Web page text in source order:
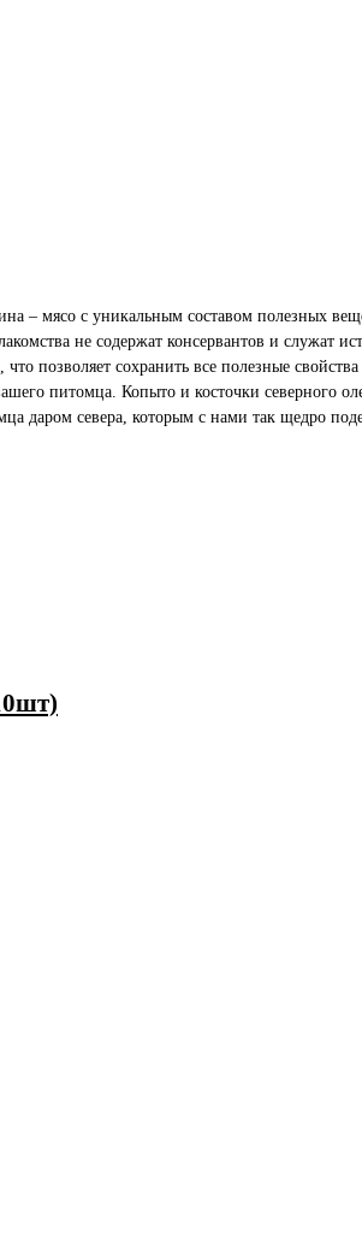
– мясо с уникальным составом полезных
не содержат консервантов и служат
позволяет сохранить все полезные
питомца. Копыто и косточки северного
даром севера, которым с нами так щедро